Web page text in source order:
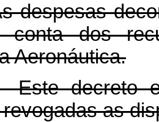
despesas
conta dos
Aeronáutica.
Este decreto
as